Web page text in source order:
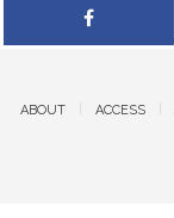
ABOUT ACCESS